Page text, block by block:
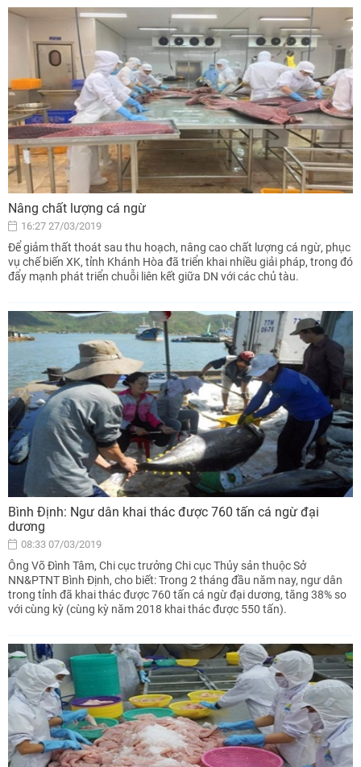
Nâng chất lượng cá ngừ
16:27 27/03/2019
Để giảm thất thoát sau thu hoạch, nâng cao chất lượng cá ngừ, phục
vụ chế biến XK, tỉnh Khánh Hòa đã triển khai nhiều giải pháp, trong đó
đẩy mạnh phát triển chuỗi liên kết giữa DN với các chủ tàu.
Bình Định: Ngư dân khai thác được 760 tấn cá ngừ đại
dương
08:33 07/03/2019
Ông Võ Đình Tâm, Chi cục trưởng Chi cục Thủy sản thuộc Sở
NN&PTNT Bình Định, cho biết: Trong 2 tháng đầu năm nay, ngư dân
trong tỉnh đã khai thác được 760 tấn cá ngừ đại dương, tăng 38% so
với cùng kỳ (cùng kỳ năm 2018 khai thác được 550 tấn).